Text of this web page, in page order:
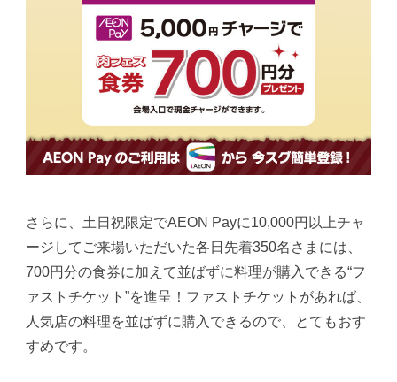
さらに、土日祝限定でAEON Payに10,000円以上チャ
ージしてご来場いただいた各日先着350名さまには、
700円分の食券に加えて並ばずに料理が購入できる“フ
ァストチケット”を進呈！ファストチケットがあれば、
人気店の料理を並ばずに購入できるので、とてもおす
すめです。